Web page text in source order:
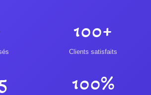
100+
Clients satisfaits
100%